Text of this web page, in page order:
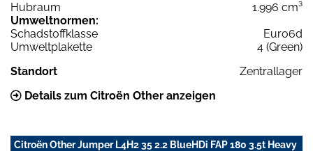
Hubraum
1.996 cm³
Umweltnormen:
Schadstoffklasse
Euro6d
Umweltplakette
4 (Green)
Standort
Zentrallager
Details zum Citroën Other anzeigen
Citroën Other Jumper L4H2 35 2.2 BlueHDi FAP 180 3.5t Heavy